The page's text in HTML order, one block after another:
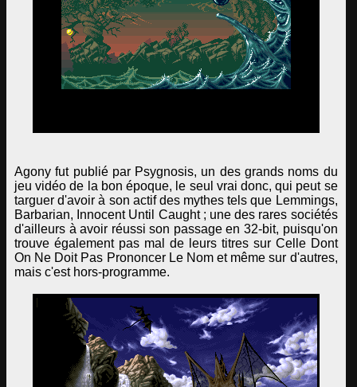
Agony fut publié par Psygnosis, un des grands noms du
jeu vidéo de la bon époque, le seul vrai donc, qui peut se
targuer d'avoir à son actif des mythes tels que Lemmings,
Barbarian, Innocent Until Caught ; une des rares sociétés
d'ailleurs à avoir réussi son passage en 32-bit, puisqu'on
trouve également pas mal de leurs titres sur Celle Dont
On Ne Doit Pas Prononcer Le Nom et même sur d'autres,
mais c'est hors-programme.